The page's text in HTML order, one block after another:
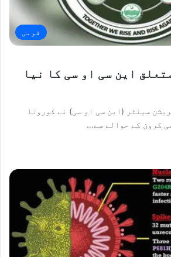
قومی
این سی او سی کا نیا
سینٹر (این سی او سی) نے کورونا
کرون کے حوالے سے…